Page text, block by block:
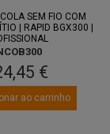
SEM FIO COM
| RAPID BGX300 |
€
ao carrinho